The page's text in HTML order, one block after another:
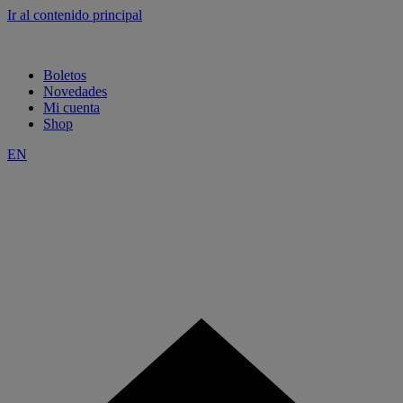
Ir al contenido principal
Boletos
Novedades
Mi cuenta
Shop
EN